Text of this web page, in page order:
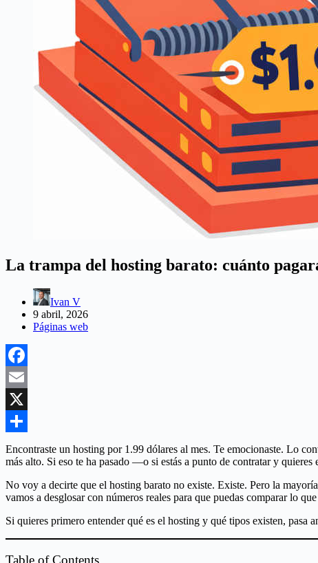
La trampa del hosting barato: cuánto
Ivan V
9 abril, 2026
Páginas web
Facebook
Email
X
Compartir
Encontraste un hosting por 1.99 dólares al mes. Te emocionaste. Lo
más alto. Si eso te ha pasado —o si estás a punto de contratar y
No voy a decirte que el hosting barato no existe. Existe. Pero la
vamos a desglosar con números reales para que puedas comparar lo
Si quieres primero entender qué es el hosting y qué tipos existen, pasa
Table of Contents